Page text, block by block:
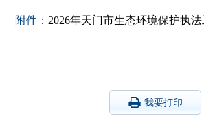
附件： 2026年天门市生态环境保护执
我要打印